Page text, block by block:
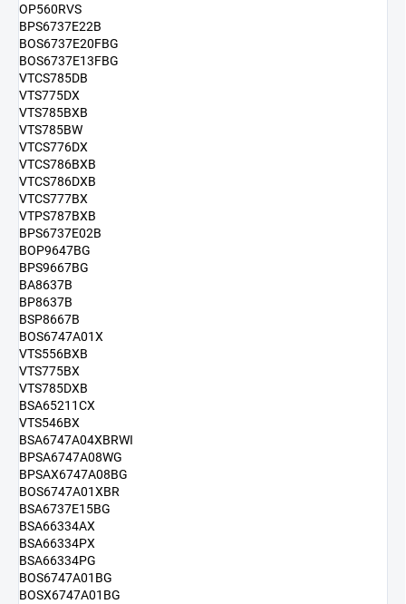
OP560RVS
BPS6737E22B
BOS6737E20FBG
BOS6737E13FBG
VTCS785DB
VTS775DX
VTS785BXB
VTS785BW
VTCS776DX
VTCS786BXB
VTCS786DXB
VTCS777BX
VTPS787BXB
BPS6737E02B
BOP9647BG
BPS9667BG
BA8637B
BP8637B
BSP8667B
BOS6747A01X
VTS556BXB
VTS775BX
VTS785DXB
BSA65211CX
VTS546BX
BSA6747A04XBRWI
BPSA6747A08WG
BPSAX6747A08BG
BOS6747A01XBR
BSA6737E15BG
BSA66334AX
BSA66334PX
BSA66334PG
BOS6747A01BG
BOSX6747A01BG